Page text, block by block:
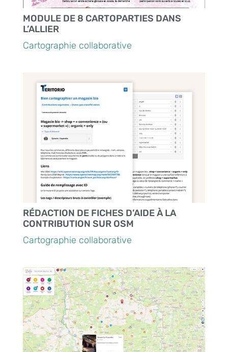
MODULE DE 8 CARTOPARTIES DANS
L’ALLIER
Cartographie collaborative
RÉDACTION DE FICHES D’AIDE À LA
CONTRIBUTION SUR OSM
Cartographie collaborative